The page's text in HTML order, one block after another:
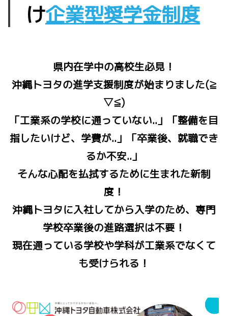
け企業型奨学金制度
県内在学中の高校生必見！
沖縄トヨタの進学支援制度が始まりました(≧
▽≦)
「工業系の学校に通っていない..」「整備を目
指したいけど、学費が..」「卒業後、就職でき
るか不安..」
そんな心配を払拭するために生まれた新制
度！
沖縄トヨタに入社してから入学のため、専門
学校卒業後の進路選択は不要！
現在通っている学校や学科が工業系でなくて
も受けられる！